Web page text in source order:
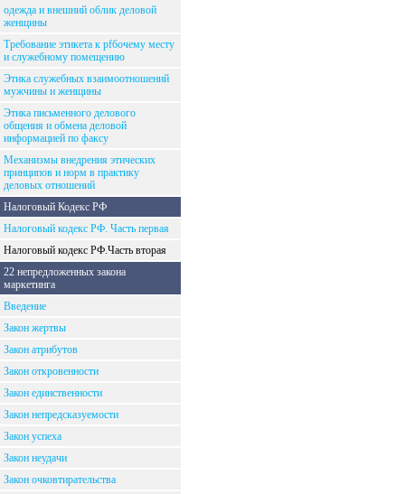
одежда и внешний облик деловой
женщины
Требование этикета к рfбочему месту
и служебному помещению
Этика служебных взаимоотношений
мужчины и женщины
Этика письменного делового
общения и обмена деловой
информацией по факсу
Механизмы внедрения этических
принципов и норм в практику
деловых отношений
Налоговый Кодекс РФ
Налоговый кодекс РФ. Часть первая
Налоговый кодекс РФ.Часть вторая
22 непредложенных закона
маркетинга
Введение
Закон жертвы
Закон атрибутов
Закон откровенности
Закон единственности
Закон непредсказуемости
Закон успеха
Закон неудачи
Закон очковтирательства